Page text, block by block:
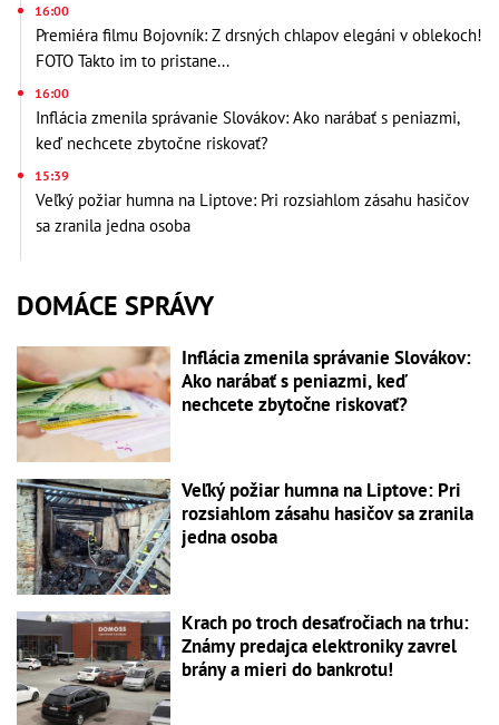
16:00
Premiéra filmu Bojovník: Z drsných chlapov elegáni v oblekoch!
FOTO Takto im to pristane...
16:00
Inflácia zmenila správanie Slovákov: Ako narábať s peniazmi,
keď nechcete zbytočne riskovať?
15:39
Veľký požiar humna na Liptove: Pri rozsiahlom zásahu hasičov
sa zranila jedna osoba
DOMÁCE SPRÁVY
Inflácia zmenila správanie Slovákov:
Ako narábať s peniazmi, keď
nechcete zbytočne riskovať?
Veľký požiar humna na Liptove: Pri
rozsiahlom zásahu hasičov sa zranila
jedna osoba
Krach po troch desaťročiach na trhu:
Známy predajca elektroniky zavrel
brány a mieri do bankrotu!